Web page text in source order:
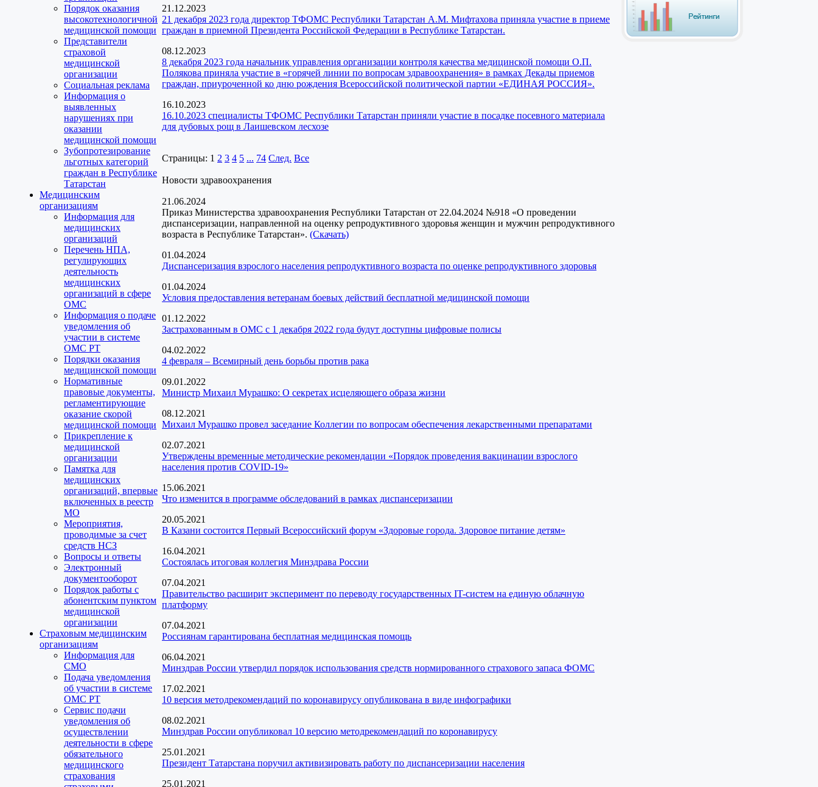
Порядок оказания
высокотехнологичной
медицинской помощи
Представители
страховой
медицинской
организации
Социальная реклама
Информация о
выявленных
нарушениях при
оказании
медицинской помощи
Зубопротезирование
льготных категорий
граждан в Республике
Татарстан
Медицинским
организациям
Информация для
медицинских
организаций
Перечень НПА,
регулирующих
деятельность
медицинских
организаций в сфере
ОМС
Информация о подаче
уведомления об
участии в системе
ОМС РТ
Порядки оказания
медицинской помощи
Нормативные
правовые документы,
регламентирующие
оказание скорой
медицинской помощи
Прикрепление к
медицинской
организации
Памятка для
медицинских
организаций, впервые
включенных в реестр
МО
Мероприятия,
проводимые за счет
средств НСЗ
Вопросы и ответы
Электронный
документооборот
Порядок работы с
абонентским пунктом
медицинской
организации
Страховым медицинским
организациям
Информация для
СМО
Подача уведомления
об участии в системе
ОМС РТ
Сервис подачи
уведомления об
осуществлении
деятельности в сфере
обязательного
медицинского
страхования
21.12.2023
21 декабря 2023 года директор ТФОМС Республики Татарстан А.М. Мифтахова приняла участие в приеме
граждан в приемной Президента Российской Федерации в Республике Татарстан.
08.12.2023
8 декабря 2023 года начальник управления организации контроля качества медицинской помощи О.П.
Полякова приняла участие в «горячей линии по вопросам здравоохранения» в рамках Декады приемов
граждан, приуроченной ко дню рождения Всероссийской политической партии «ЕДИНАЯ РОССИЯ».
16.10.2023
16.10.2023 специалисты ТФОМС Республики Татарстан приняли участие в посадке посевного материала
для дубовых рощ в Лаишевском лесхозе
Страницы: 1 2 3 4 5 ... 74 След. Все
Новости здравоохранения
21.06.2024
Приказ Министерства здравоохранения Республики Татарстан от 22.04.2024 №918 «О проведении
диспансеризации, направленной на оценку репродуктивного здоровья женщин и мужчин репродуктивного
возраста в Республике Татарстан». (Скачать)
01.04.2024
Диспансеризация взрослого населения репродуктивного возраста по оценке репродуктивного здоровья
01.04.2024
Условия предоставления ветеранам боевых действий бесплатной медицинской помощи
01.12.2022
Застрахованным в ОМС с 1 декабря 2022 года будут доступны цифровые полисы
04.02.2022
4 февраля – Всемирный день борьбы против рака
09.01.2022
Министр Михаил Мурашко: О секретах исцеляющего образа жизни
08.12.2021
Михаил Мурашко провел заседание Коллегии по вопросам обеспечения лекарственными препаратами
02.07.2021
Утверждены временные методические рекомендации «Порядок проведения вакцинации взрослого
населения против COVID-19»
15.06.2021
Что изменится в программе обследований в рамках диспансеризации
20.05.2021
В Казани состоится Первый Всероссийский форум «Здоровые города. Здоровое питание детям»
16.04.2021
Состоялась итоговая коллегия Минздрава России
07.04.2021
Правительство расширит эксперимент по переводу государственных IT-систем на единую облачную
платформу
07.04.2021
Россиянам гарантирована бесплатная медицинская помощь
06.04.2021
Минздрав России утвердил порядок использования средств нормированного страхового запаса ФОМС
17.02.2021
10 версия методрекомендаций по коронавирусу опубликована в виде инфографики
08.02.2021
Минздрав России опубликовал 10 версию методрекомендаций по коронавирусу
25.01.2021
Президент Татарстана поручил активизировать работу по диспансеризации населения
25.01.2021